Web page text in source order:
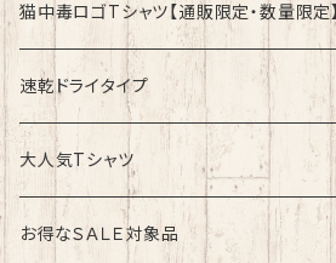
猫中毒ロゴTシャツ【通販限定・数量限定】
速乾ドライタイプ
綿100%ノーマルタイプ
速乾ドライタイプ
大人気Tシャツ
お得なＳＡＬＥ対象品